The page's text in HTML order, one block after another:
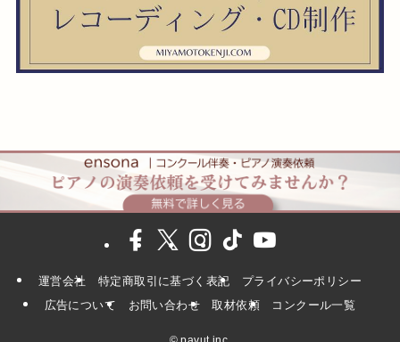
運営会社 特定商取引に基づく表記
プライバシーポリシー
広告について
お問い合わせ 取材依頼 コンクール一覧